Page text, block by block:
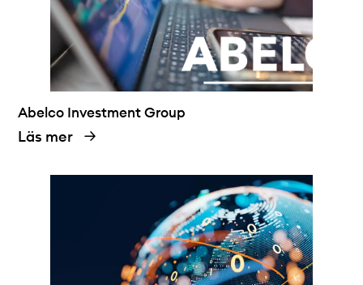
Abelco Investment Group
Läs mer